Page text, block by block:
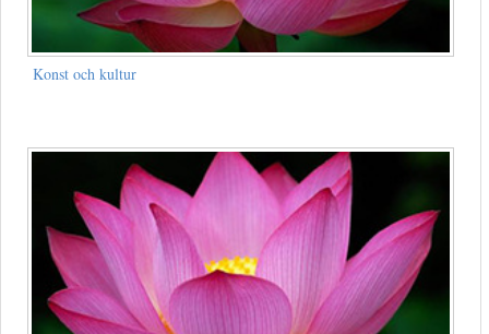
Konst och kultur